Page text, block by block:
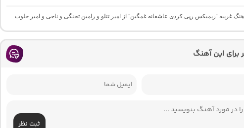
آهنگ غریبه “ریمیکس رپی کردی عاشقانه غمگین” از امیر تتلو و رامین تجنگی و ناجی و امیر خلوت
برای این آهنگ
ثبت نظر